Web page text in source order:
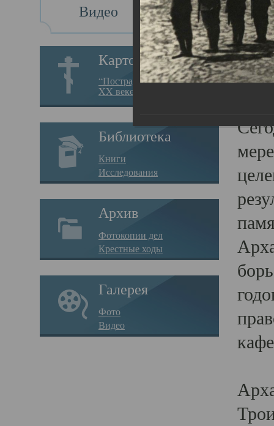
Видео
Картотека
“Пострадавшие за веру в
XX веке на Севере”
Библиотека
Книги
Исследования
Архив
Фотокопии дел
Крестные ходы
Галерея
Фото
Видео